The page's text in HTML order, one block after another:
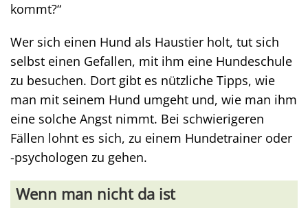
kommt?“
Wer sich einen Hund als Haustier holt, tut sich
selbst einen Gefallen, mit ihm eine Hundeschule
zu besuchen. Dort gibt es nützliche Tipps, wie
man mit seinem Hund umgeht und, wie man ihm
eine solche Angst nimmt. Bei schwierigeren
Fällen lohnt es sich, zu einem Hundetrainer oder
-psychologen zu gehen.
Wenn man nicht da ist